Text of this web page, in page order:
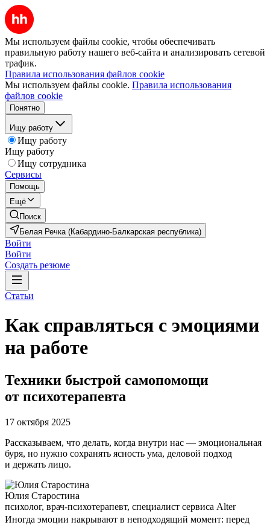
Мы используем файлы cookie, чтобы обеспечивать
правильную работу нашего веб-сайта и анализировать сетевой
трафик.
Правила использования файлов cookie
Мы используем файлы cookie. Правила использования
файлов cookie
Понятно
Ищу работу
Ищу работу
Ищу работу
Ищу сотрудника
Сервисы
Помощь
Ещё
Поиск
Белая Речка (Кабардино-Балкарская республика)
Войти
Войти
Создать резюме
Статьи
Как справляться с эмоциями
на работе
Техники быстрой самопомощи
от психотерапевта
17 октября 2025
Рассказываем, что делать, когда внутри нас — эмоциональная
буря, но нужно сохранять ясность ума, деловой подход
и держать лицо.
Юлия Старостина
психолог, врач-психотерапевт, специалист сервиса Alter
Иногда эмоции накрывают в неподходящий момент: перед